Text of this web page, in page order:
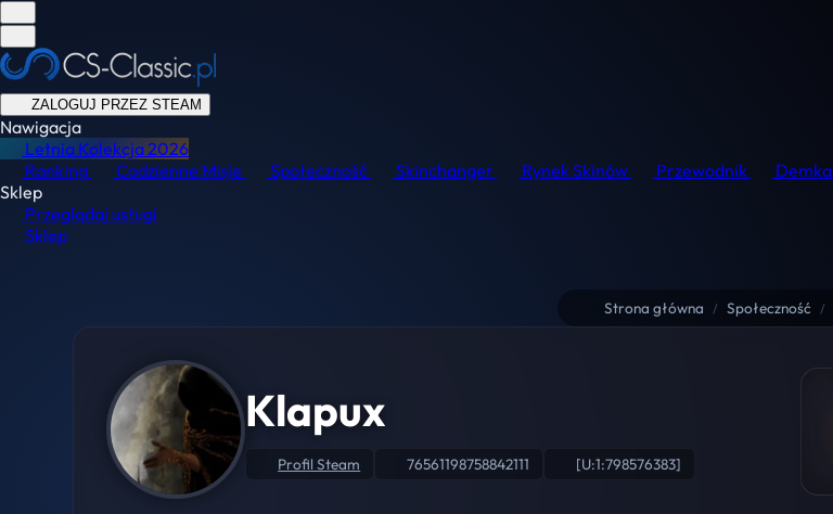
ZALOGUJ PRZEZ STEAM
Nawigacja
Letnia Kolekcja2026
Ranking
Codzienne Misje Społeczność Skinchanger Rynek Skinów Przewodnik Demka
Sklep
Przeglądaj usługi
Sklep
Strona główna / Społeczność /
Klapux
Profil Steam 76561198758842111 [U:1:798576383]